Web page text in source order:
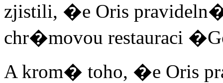
zjistili, �e Oris
chr�movou restauraci
A krom� toho, �e Oris